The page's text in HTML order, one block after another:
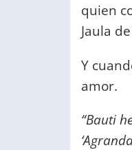
quien
Jaula
Y
amor.
“Bauti